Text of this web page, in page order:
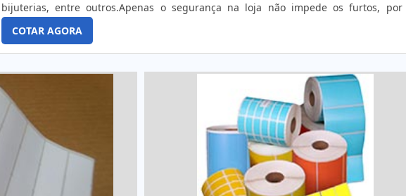
bijuterias, entre outros.Apenas o segurança na loja não impede os furtos, por
instala-se nos produtos a chamada etiqueta adesiva anti furto, que serve para
alarme instalado na frente da loja que aquele produto está sendo roubado.As
são feitas de papel couchê, são finas e muito parecidas com etiquetas de
passar pelo alarme, emite uma frequência específica, ou a mais utilizada que é
de uma microbateria e uma antena com duas frequências (RF e AM) em seu interior,
emite uma frequência magnética para o receptor instalado na saída da loja,
alarme. Por serem pequenas, acabam passando despercebidas e a pessoa que
furtando não retira a etiqueta, sendo facilmente denunciada pelo alarme.As
possuem um adesivo que pode ser colado em superfícies planas e, para evitar
alarme soe, o vendedor deve desmagnetizar o caixa. As vantagens do uso da
adesiva anti furto são muitas, ela traz mais segurança ao lojista, é quase
COTAR AGORA